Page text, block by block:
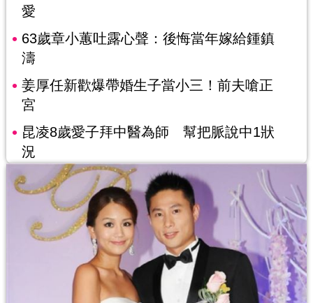
愛
63歲章小蕙吐露心聲：後悔當年嫁給鍾鎮
濤
姜厚任新歡爆帶婚生子當小三！前夫嗆正
宮
昆凌8歲愛子拜中醫為師 幫把脈說中1狀
況